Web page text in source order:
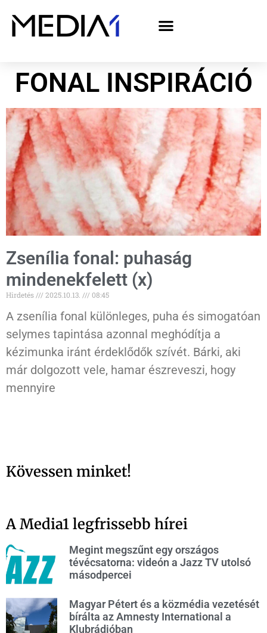
FONAL INSPIRÁCIÓ
Zsenília fonal: puhaság
mindenekfelett (x)
Hirdetés 2025.10.13. 08:45
A zsenília fonal különleges, puha és simogatóan
selymes tapintása azonnal meghódítja a
kézimunka iránt érdeklődők szívét. Bárki, aki
már dolgozott vele, hamar észreveszi, hogy
mennyire
Kövessen minket!
A Media1 legfrissebb hírei
Megint megszűnt egy országos
tévécsatorna: videón a Jazz TV utolsó
másodpercei
Magyar Pétert és a közmédia vezetését
bírálta az Amnesty International a
Klubrádióban